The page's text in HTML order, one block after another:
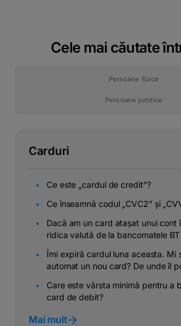
Cele mai căutate
Persoane fizice
Persoane juridice
Carduri
Ce este „cardul de credit”?
Ce înseamnă codul „CVC2” și
Dacă am un card atașat unui cont
ridica valută de la bancomatele
Îmi expiră cardul luna aceasta. Mi
automat un nou card? De unde îl
Care este vârsta minimă pentru a
card de debit?
Mai mult